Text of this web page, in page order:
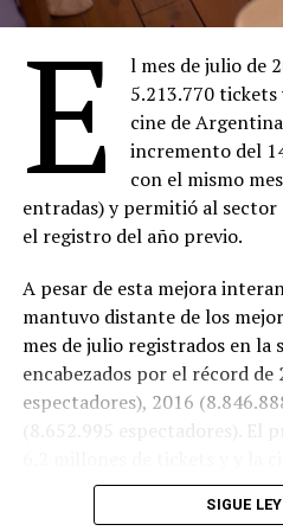
Domingo 9
18:00 –Ahí donde no
20:00 –Dios y el
mm ($Entrada 4.000)
Lunes 10
18:30 –Ahí donde no
20:30 –Marcado para
18:30 –Ahí donde no
20:30 –Trilogy of
Miércoles 12
18:30 –Ahí donde no
20:30 – Aftersun
Viernes 7
E
l mes de julio de
5.213.770 tickets
cine de
incremento del
con el mismo
entradas) y permitió al
el registro del año previo.
A pesar de esta mejora
mantuvo distante de los
mes de julio registrados en la
encabezados por el récord de
espectadores), 2016
(8.652.995 espectadores). El
16% por debajo de ese
registros desde 1997.
SIGUE